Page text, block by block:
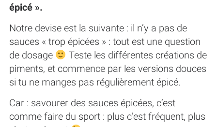
épicé ».
Notre devise est la suivante : il n’y a pas de
sauces « trop épicées » : tout est une question
de dosage
Teste les différentes créations de
piments, et commence par les versions douces
si tu ne manges pas régulièrement épicé.
Car : savourer des sauces épicées, c’est
comme faire du sport : plus c’est fréquent, plus